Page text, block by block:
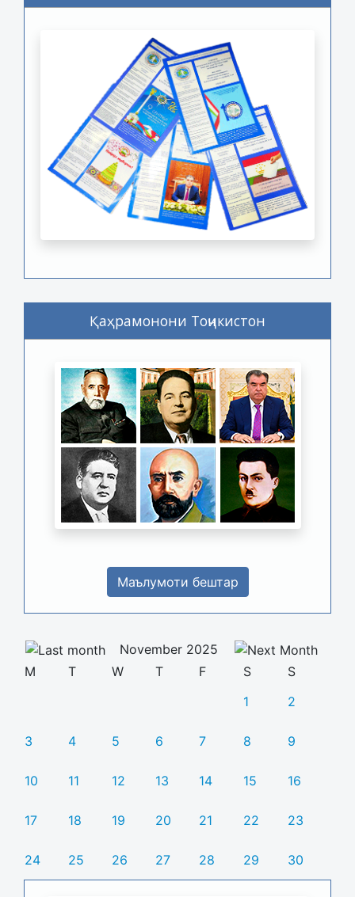
Қаҳрамонони Тоҷикистон
Маълумоти бештар
November 2025
M
T W T F S
S
1
2
3 4 5 6 7 8 9
10 11 12 13 14 15 16
17 18 19 20 21 22 23
24 25 26 27 28 29 30